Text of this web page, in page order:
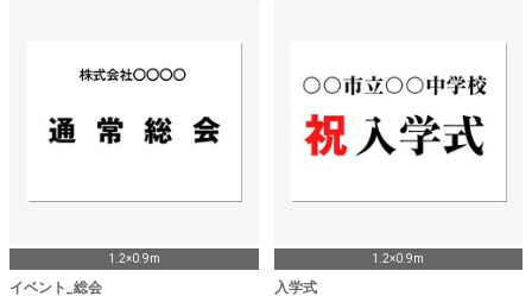
1.2×0.9m
イベント_総会
1.2×0.9m
入学式